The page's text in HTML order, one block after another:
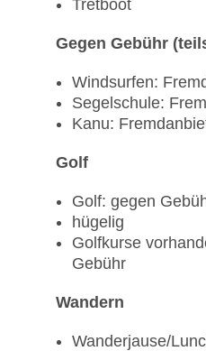
Tretboot
Gegen Gebühr
Windsurfen:
Segelschule:
Kanu:
Golf
Golf: gegen
hügelig
Golfkurse
Gebühr
Wandern
Wanderjause/